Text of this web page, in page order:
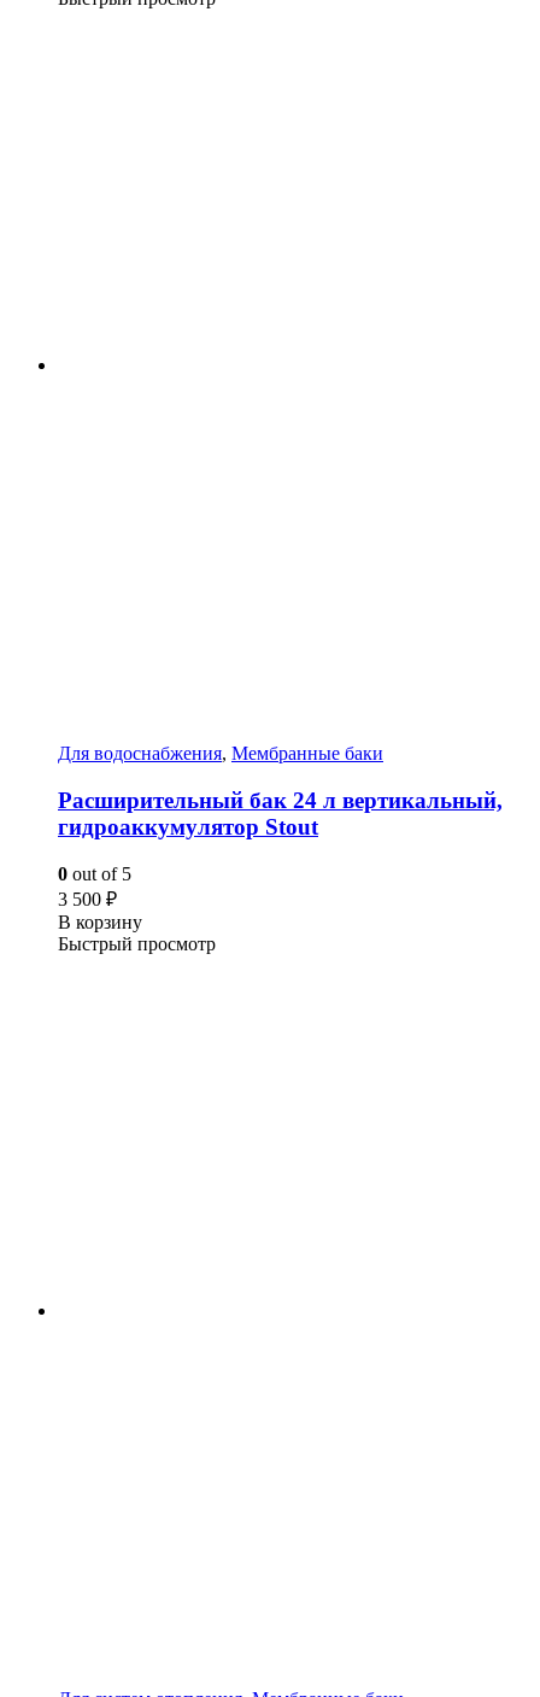
Для водоснабжения, Мембранные баки
Расширительный бак 24 л вертикальный,
гидроаккумулятор Stout
0 out of 5
3 500 ₽
В корзину
Быстрый просмотр